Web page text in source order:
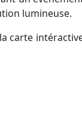
lumineuse.